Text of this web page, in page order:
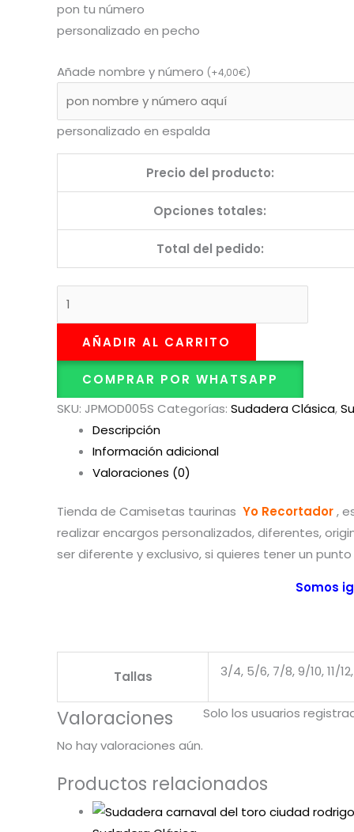
pon tu número
personalizado en pecho
Añade nombre y número (+4,00€)
personalizado en espalda
Precio del producto:
Opciones totales:
Total del pedido:
AÑADIR AL CARRITO
COMPRAR POR WHATSAPP
SKU: JPMOD005S Categorías: Sudadera Clásica,
Descripción
Información adicional
Valoraciones (0)
Tienda de Camisetas taurinas Yo Recortador,
realizar encargos personalizados, diferentes,
ser diferente y exclusivo, si quieres tener un
Somos
Tallas 3/4, 5/6, 7/8, 9/10, 11/12,
Valoraciones
No hay valoraciones aún.
Solo los usuarios
Productos relacionados